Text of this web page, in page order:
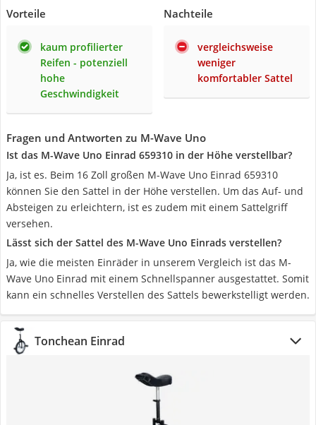
Vorteile
kaum profilierter
Reifen - potenziell
hohe
Geschwindigkeit
Nachteile
vergleichsweise
weniger
komfortabler Sattel
Fragen und Antworten zu M-Wave Uno
Ist das M-Wave Uno Einrad 659310 in der Höhe verstellbar?
Ja, ist es. Beim 16 Zoll großen M-Wave Uno Einrad 659310
können Sie den Sattel in der Höhe verstellen. Um das Auf- und
Absteigen zu erleichtern, ist es zudem mit einem Sattelgriff
versehen.
Lässt sich der Sattel des M-Wave Uno Einrads verstellen?
Ja, wie die meisten Einräder in unserem Vergleich ist das M-
Wave Uno Einrad mit einem Schnellspanner ausgestattet. Somit
kann ein schnelles Verstellen des Sattels bewerkstelligt werden.
Tonchean Einrad